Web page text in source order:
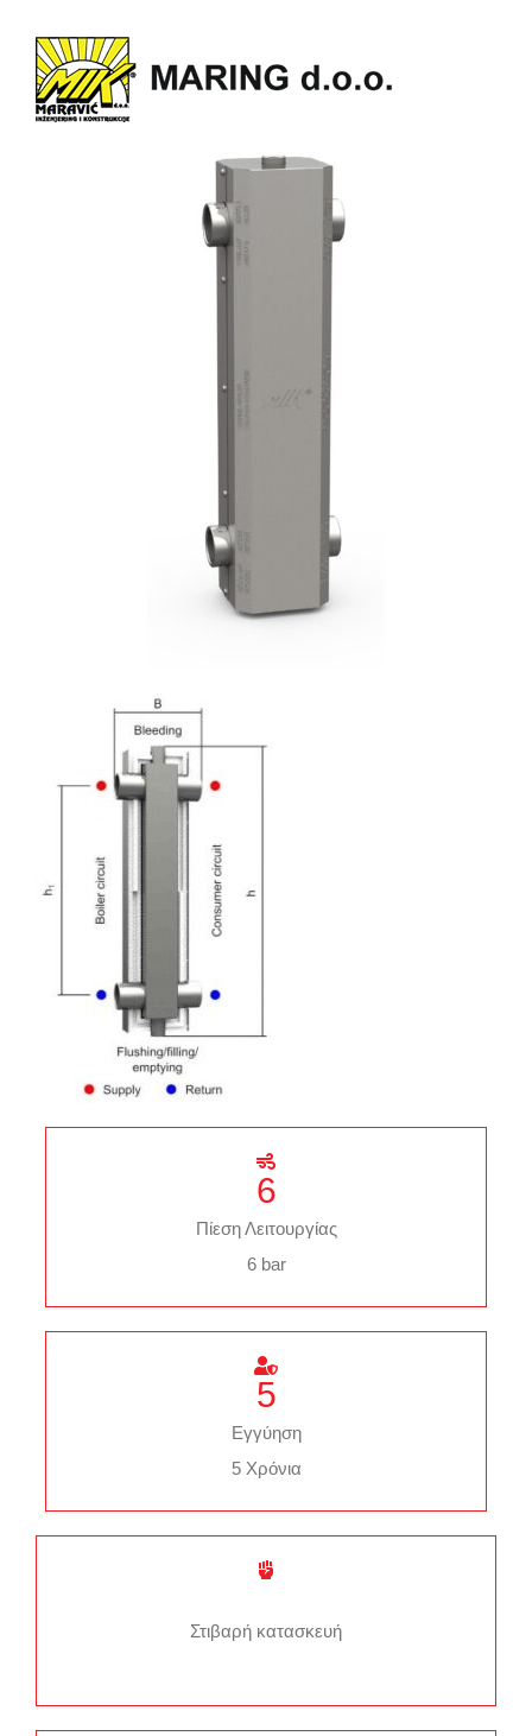
6
Πίεση Λειτουργίας
6 bar
5
Εγγύηση
5 Χρόνια
Στιβαρή κατασκευή